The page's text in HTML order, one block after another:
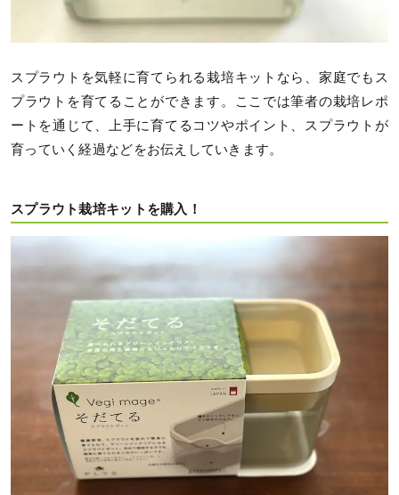
スプラウトを気軽に育てられる栽培キットなら、家庭でもス
プラウトを育てることができます。ここでは筆者の栽培レポ
ートを通じて、上手に育てるコツやポイント、スプラウトが
育っていく経過などをお伝えしていきます。
スプラウト栽培キットを購入！